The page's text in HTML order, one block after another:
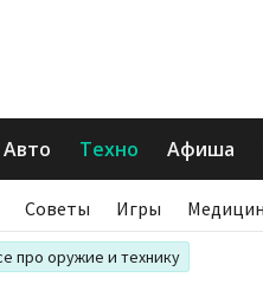
Авто Техно Афиша
Советы Игры
про оружие и технику